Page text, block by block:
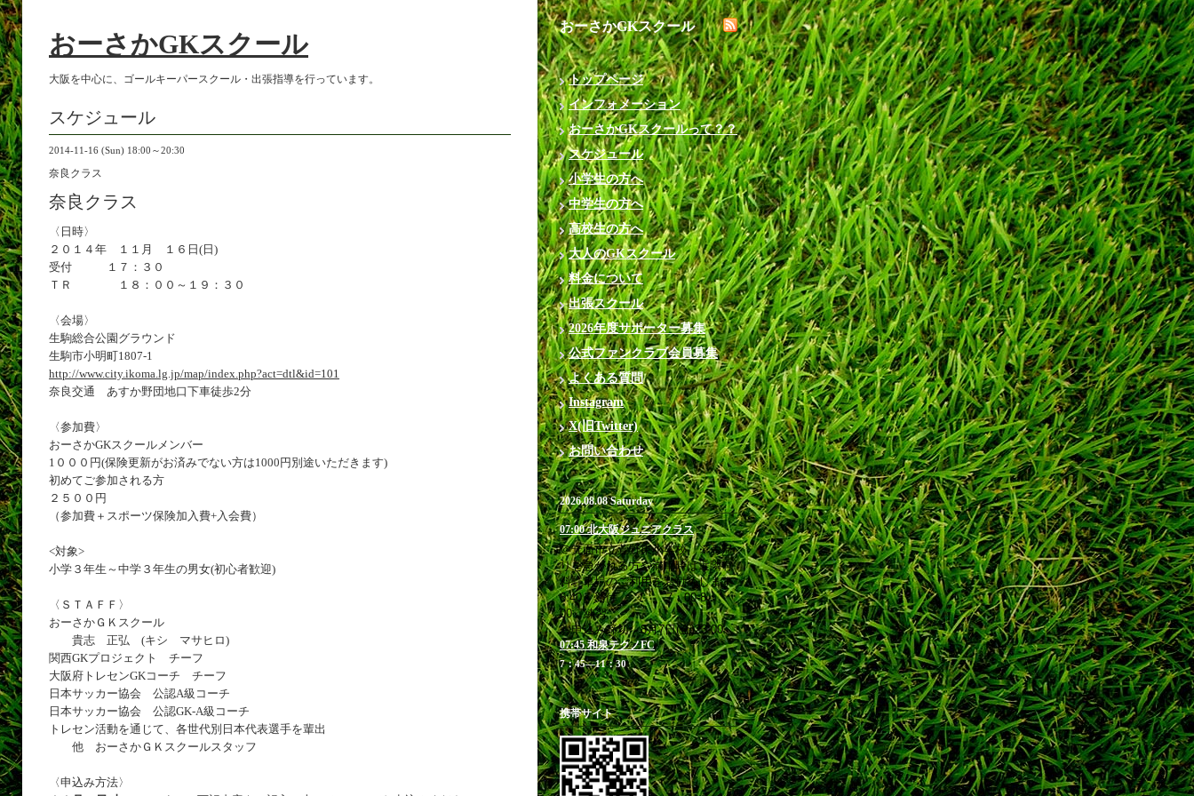
おーさかGKスクール
大阪を中心に、ゴールキーパースクール・出張指導を行っています。
スケジュール
2014-11-16 (Sun) 18:00～20:30
奈良クラス
奈良クラス
〈日時〉
２０１４年 １１月 １６日(日)
受付 １７：３０
ＴＲ １８：００～１９：３０
〈会場〉
生駒総合公園グラウンド
生駒市小明町1807-1
http://www.city.ikoma.lg.jp/map/index.php?act=dtl&id=101
奈良交通 あすか野団地口下車徒歩2分
〈参加費〉
おーさかGKスクールメンバー
1０００円(保険更新がお済みでない方は1000円別途いただきます)
初めてご参加される方
２５００円
（参加費＋スポーツ保険加入費+入会費）
<対象>
小学３年生～中学３年生の男女(初心者歓迎)
〈ＳＴＡＦＦ〉
おーさかＧＫスクール
貴志 正弘 (キシ マサヒロ)
関西GKプロジェクト チーフ
大阪府トレセンGKコーチ チーフ
日本サッカー協会 公認A級コーチ
日本サッカー協会 公認GK-A級コーチ
トレセン活動を通じて、各世代別日本代表選手を輩出
他 おーさかＧＫスクールスタッフ
〈申込み方法〉
おーさかGKスクール
トップページ
インフォメーション
おーさかGKスクールって？？
スケジュール
小学生の方へ
中学生の方へ
高校生の方へ
大人のGKスクール
料金について
出張スクール
2026年度サポーター募集
公式ファンクラブ会員募集
よくある質問
Instagram
X(旧Twitter)
お問い合わせ
2026.08.08 Saturday
07:00 北大阪ジュニアクラス
＠箕面市立萱野東小学校 ※お帰
りを急がれる方や満車時は近隣有
料駐車場のご利用をお勧めします
6:40 受付 / 7：00-8：
00 練習
お申込み締切 8月7日(金)23:00
07:45 和泉テクノFC
7：45―11：30
携帯サイト